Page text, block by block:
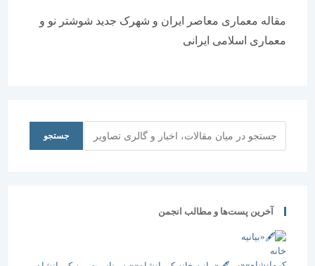
مقاله معماری معاصر ایران و شهرک جدید شوشتر نو و
معماری اسلامی ایرانی
جستجو
آخرین پست‌ها و مطالب انجمن